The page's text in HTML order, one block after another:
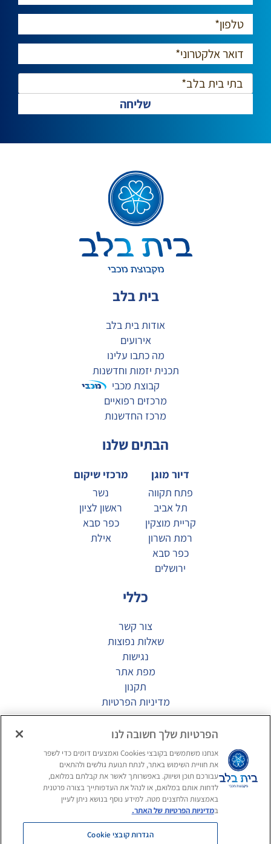
בית בלב
אודות בית בלב
אירועים
מה כתבו עלינו
תכנית יזמות וחדשנות
קבוצת מכבי
מרכזים רפואיים
מרכז החדשנות
הבתים שלנו
דיור מוגן
פתח תקווה
תל אביב
קריית מוצקין
רמת השרון
כפר סבא
ירושלים
מרכזי שיקום
נשר
ראשון לציון
כפר סבא
אילת
כללי
צור קשר
שאלות נפוצות
נגישות
מפת אתר
תקנון
מדיניות הפרטיות
מגזין
דיור מוגן יוקרתי
תרבות הפנאי בדיור המוגן
בריאות מוחית בגיל השלישי
חפשו אותנו ברשתות החברתיות
הפרטיות שלך חשובה לנו
אנחנו משתמשים בקובצי Cookies ואמצעים דומים כדי לשפר
את חוויית השימוש באתר, לנתח תנועת גולשים ולהתאים
עבורכם תוכן ושיווק. באפשרותך לאשר את קבלתם במלואם,
לדחות אותם במלואם, או לנהל את העדפותייך בצורה פרטנית
באמצעות הלחצנים מטה. למידע נוסף בנושא ניתן לעיין
במדיניות הפרטיות של האתר.
הגדרות קובצי Cookie